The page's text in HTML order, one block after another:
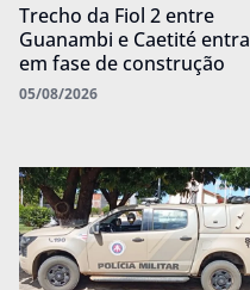
Trecho da Fiol 2 entre
Guanambi e Caetité entra
em fase de construção
05/08/2026